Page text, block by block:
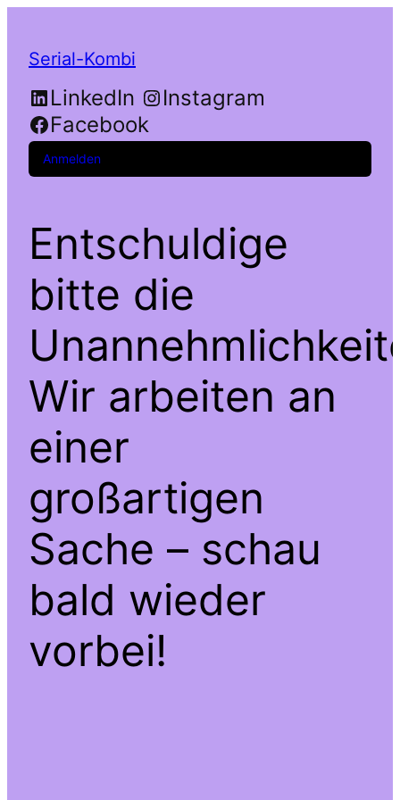
Serial-Kombi
LinkedIn
Instagram
Facebook
Anmelden
Entschuldige
bitte die
Wir arbeiten an
einer
großartigen
Sache – schau
bald wieder
vorbei!